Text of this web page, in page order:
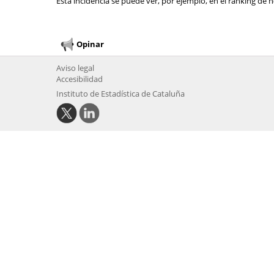
Opinar
Aviso legal
Accesibilidad
Instituto de Estadística de Cataluña